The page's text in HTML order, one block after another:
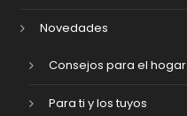
Novedades
Consejos para el hogar
Para ti y los tuyos